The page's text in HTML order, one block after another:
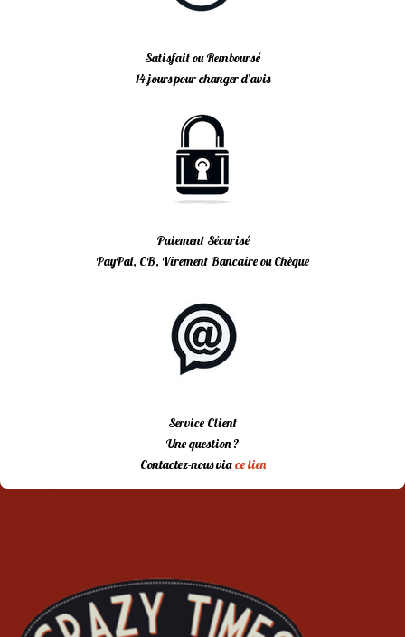
Satisfait ou Remboursé
14 jours pour changer d’avis
Paiement Sécurisé
PayPal, CB, Virement Bancaire ou Chèque
Service Client
Une question ?
Contactez-nous viace lien